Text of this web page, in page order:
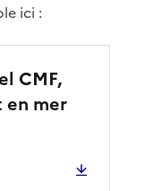
ici :
CMF,
mer